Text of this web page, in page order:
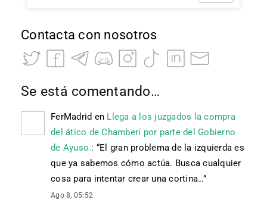
Contacta con nosotros
Se está comentando…
FerMadrid en Llega a los juzgados la compra
del ático de Chamberí por parte del Gobierno
de Ayuso.: “El gran problema de la izquierda es
que ya sabemos cómo actúa. Busca cualquier
cosa para intentar crear una cortina…”
Ago 8, 05:52